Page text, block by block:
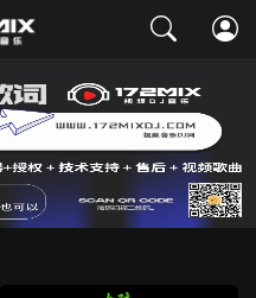
取消